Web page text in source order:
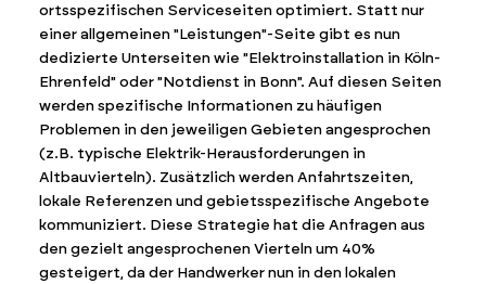
ortsspezifischen Serviceseiten optimiert. Statt nur
einer allgemeinen "Leistungen"-Seite gibt es nun
dedizierte Unterseiten wie "Elektroinstallation in Köln-
Ehrenfeld" oder "Notdienst in Bonn". Auf diesen Seiten
werden spezifische Informationen zu häufigen
Problemen in den jeweiligen Gebieten angesprochen
(z.B. typische Elektrik-Herausforderungen in
Altbauvierteln). Zusätzlich werden Anfahrtszeiten,
lokale Referenzen und gebietsspezifische Angebote
kommuniziert. Diese Strategie hat die Anfragen aus
den gezielt angesprochenen Vierteln um 40%
gesteigert, da der Handwerker nun in den lokalen